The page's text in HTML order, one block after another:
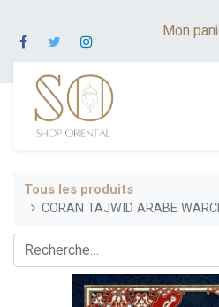
Mon
Tous les produits
CORAN TAJWID ARABE